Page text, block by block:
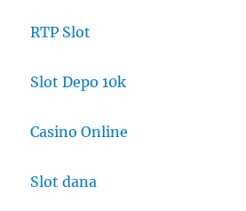
RTP Slot
Slot Depo 10k
Casino Online
Slot dana